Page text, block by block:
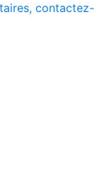
contactez-